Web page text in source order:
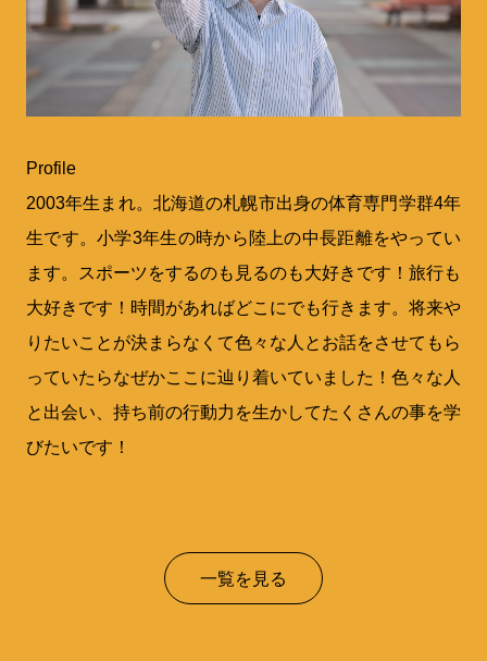
Profile
2003年生まれ。北海道の札幌市出身の体育専門学群4年
生です。小学3年生の時から陸上の中長距離をやってい
ます。スポーツをするのも見るのも大好きです！旅行も
大好きです！時間があればどこにでも行きます。将来や
りたいことが決まらなくて色々な人とお話をさせてもら
っていたらなぜかここに辿り着いていました！色々な人
と出会い、持ち前の行動力を生かしてたくさんの事を学
びたいです！
一覧を見る